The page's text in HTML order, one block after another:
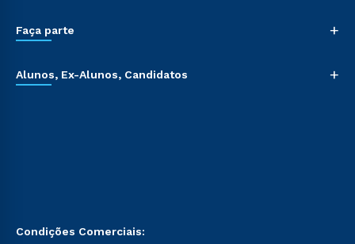
Faça parte +
Alunos, Ex-Alunos, Candidatos +
Condições Comerciais: